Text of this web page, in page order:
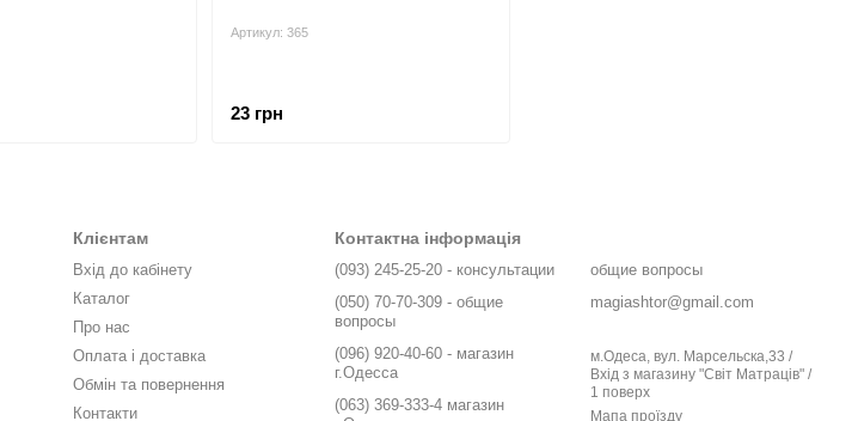
Артикул: 365
23 грн
Клієнтам
Вхід до кабінету
Каталог
Про нас
Оплата і доставка
Обмін та повернення
Контакти
Контактна інформація
(093) 245-25-20 - консультации
(050) 70-70-309 - общие
вопросы
(096) 920-40-60 - магазин
г.Одесса
(063) 369-333-4 магазин
общие вопросы
magiashtor@gmail.com
м.Одеса, вул. Марсельска,33 /
Вхід з магазину "Світ Матраців" /
1 поверх
Мапа проїзду